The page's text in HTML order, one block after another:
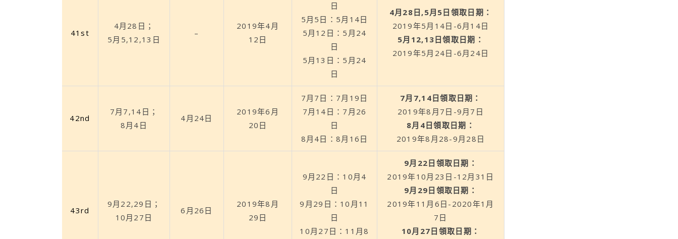
41st
4月28日；
5月5,12,13日
–
2019年4月
12日
日
5月5日：5月14日
5月12日：5月24
日
5月13日：5月24
日
4月28日,5月5日領取日期：
2019年5月14日-6月14日
5月12,13日領取日期：
2019年5月24日-6月24日
42nd
7月7,14日；
8月4日
4月24日
2019年6月
20日
7月7日：7月19日
7月14日：7月26
日
8月4日：8月16日
7月7,14日領取日期：
2019年8月7日-9月7日
8月4日領取日期：
2019年8月28-9月28日
43rd
9月22,29日；
10月27日
6月26日
2019年8月
29日
9月22日：10月4
日
9月29日：10月11
日
10月27日：11月8
9月22日領取日期：
2019年10月23日-12月31日
9月29日領取日期：
2019年11月6日-2020年1月
7日
10月27日領取日期：